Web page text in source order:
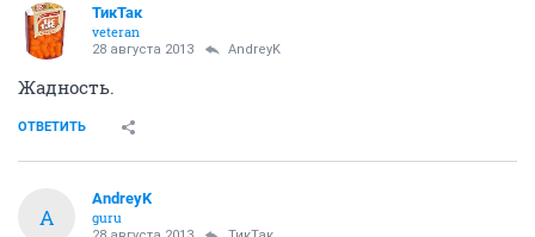
ТикТак
veteran
28 августа 2013 AndreyK
Жадность.
ОТВЕТИТЬ
A
AndreyK
guru